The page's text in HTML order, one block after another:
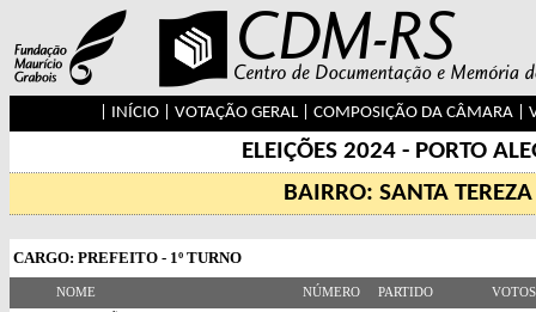
INÍCIO| VOTAÇÃO GERAL| COMPOSIÇÃO DA CÂMARA|
ELEIÇÕES 2024 - PORTO
BAIRRO: SANTA TEREZA
CARGO: PREFEITO - 1º TURNO
NOME NÚMERO PARTIDO